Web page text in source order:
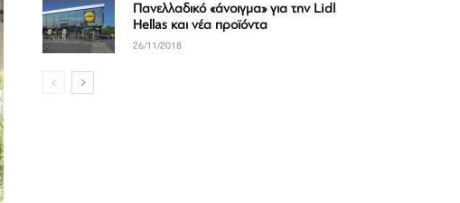
Πανελλαδικό «άνοιγμα» για την Lidl
Hellas και νέα προϊόντα
26/11/2018